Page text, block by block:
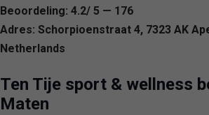
Beoordeling: 4.2/ 5 — 176
Adres: Schorpioenstraat 4, 7323 AK
Netherlands
Ten Tije sport & wellness
Maten